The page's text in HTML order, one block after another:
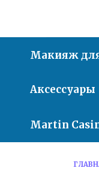
Макияж
Аксессуары
Martin